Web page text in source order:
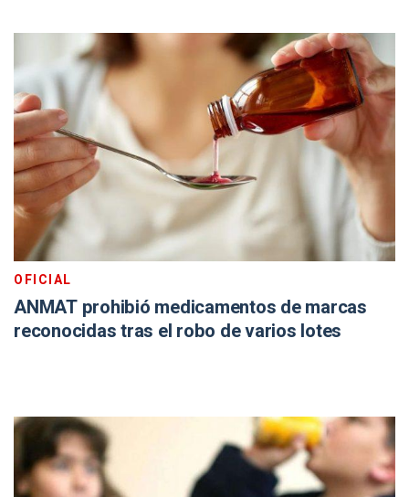
OFICIAL
ANMAT prohibió medicamentos de marcas
reconocidas tras el robo de varios lotes